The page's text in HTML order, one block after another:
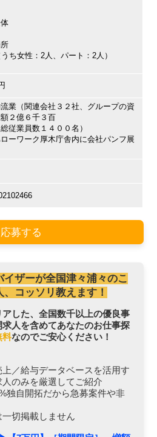
ち女性：2人、パート：2人）
業（関連会社３２社、グループの資
２億６千３百
従業員数１４００名）
ーワーク厚木庁舎内に会社パンフ展
応募する
ザーが全国津々浦々のこ
コッソリ教えます！
した、全国数千以上の優良事
人を含めてあなたのお仕事探
料なのでご安心ください！
上／給与データベースを活用す
のみを厳選してご紹介
独自開拓だから急募案件や非
一切掲載しません